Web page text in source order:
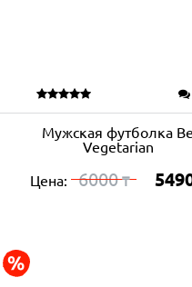
Мужская футболка Be
Vegetarian
Цена: 6000₸